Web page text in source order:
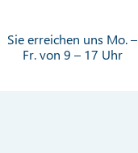
Sie erreichen uns Mo. –
Fr. von 9 – 17 Uhr